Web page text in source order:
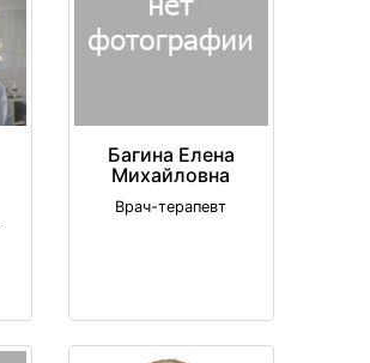
Багина Елена
Михайловна
Врач-терапевт